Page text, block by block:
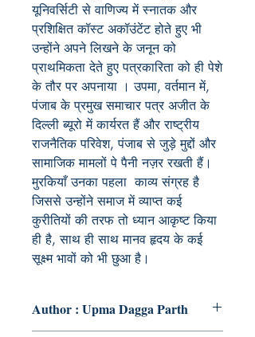
यूनिवर्सिटी से वाणिज्य में स्नातक और
प्रशिक्षित कॉस्ट अकॉउंटेंट होते हुए भी
उन्होंने अपने लिखने के जनून को
प्राथमिकता देते हुए पत्रकारिता को ही पेशे
के तौर पर अपनाया । उपमा, वर्तमान में,
पंजाब के प्रमुख समाचार पत्र अजीत के
दिल्ली ब्यूरो में कार्यरत हैं और राष्ट्रीय
राजनैतिक परिवेश, पंजाब से जुड़े मुद्दों और
सामाजिक मामलों पे पैनी नज़र रखती हैं।
मुरकियाँ उनका पहला काव्य संग्रह है
जिससे उन्होंने समाज में व्याप्त कई
कुरीतियों की तरफ तो ध्यान आकृष्ट किया
ही है, साथ ही साथ मानव हृदय के कई
सूक्ष्म भावों को भी छुआ है।
Author : Upma Dagga Parth